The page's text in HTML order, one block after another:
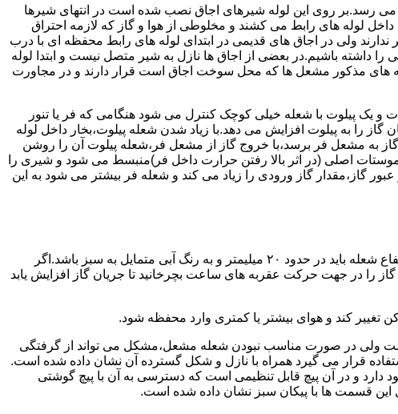
می رسد.بر روی این لوله شیرهای اجاق نصب شده است در انتهای شیرها
داخل لوله های رابط می کشند و مخلوطی از هوا و گاز که لازمه احتراق
ولی در اجاق های قدیمی در ابتدای لوله های رابط محفظه ای با درب
داشته باشیم.در بعضی از اجاق ها نازل به شیر متصل نیست و ابتدا لوله
های مذکور مشعل ها که محل سوخت اجاق است قرار دارند و در مجاورت
یک پیلوت با شعله خیلی کوچک کنترل می شود هنگامی که فر یا تنور
را به پیلوت افزایش می دهد.با زیاد شدن شعله پیلوت،بخار داخل لوله
به مشعل فر برسد،با خروج گاز از مشعل فر،شعله پیلوت آن را روشن
اصلی (در اثر بالا رفتن حرارت داخل فر)منبسط می شود و شیری را
گاز،مقدار گاز ورودی را زیاد می کند و شعله فر بیشتر می شود به این
هنگامی که یک دکمه کنترل مشعل در زیادترین حد خود باشد،دوره مشعل باید آبی بسوزد و داخل آن یعنی در قسمت وسط مشعل ارتفاع شعله باید در حدود ۲۰ میلیمتر و به رنگ آبی متمایل به سبز باشد.اگر
را در جهت حرکت عقربه های ساعت بچرخانید تا جریان گاز افزایش یابد
تغییر کند و هوای بیشتر یا کمتری وارد محفظه شود.
ولی در صورت مناسب نبودن شعله مشعل،مشکل می تواند از گرفتگی
قرار می گیرد همراه با نازل و شکل گسترده آن نشان داده شده است.
و در آن پیچ قابل تنظیمی است که دسترسی به آن با پیچ گوشتی
این قسمت ها با پیکان سبز نشان داده شده است.